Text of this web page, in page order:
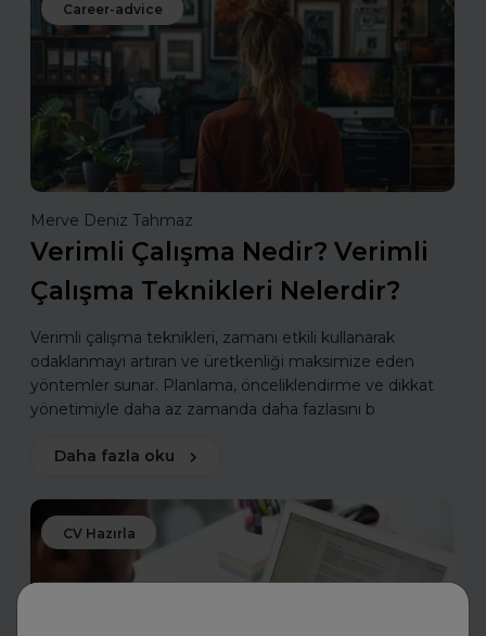
Career-advice
Merve Deniz Tahmaz
Verimli Çalışma Nedir? Verimli
Çalışma Teknikleri Nelerdir?
Verimli çalışma teknikleri, zamanı etkili kullanarak
odaklanmayı artıran ve üretkenliği maksimize eden
yöntemler sunar. Planlama, önceliklendirme ve dikkat
yönetimiyle daha az zamanda daha fazlasını b
Daha fazla oku
CV Hazırla